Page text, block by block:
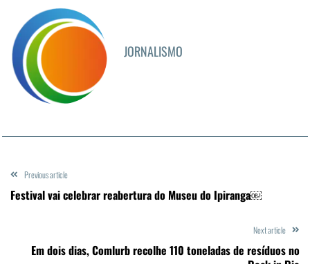
JORNALISMO
Previous article
Festival vai celebrar reabertura do Museu do Ipiranga￼
Next article
Em dois dias, Comlurb recolhe 110 toneladas de resíduos no